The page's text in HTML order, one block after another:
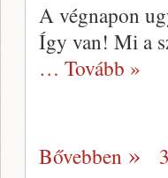
A végnapon
Így van! Mi a
… Tovább »
Bővebben